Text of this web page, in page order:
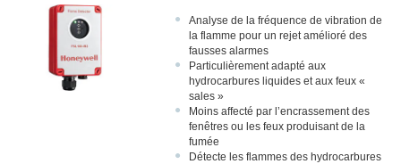
Détecteurs spéciaux
Détecteurs linéaires
Détecteurs par aspiration
Accessoires tubulures pour détecteurs de fumée haute sensibilité
Analyse de la fréquence de vibration de
la flamme pour un rejet amélioré des
fausses alarmes
Particulièrement adapté aux
hydrocarbures liquides et aux feux «
sales »
Moins affecté par l’encrassement des
fenêtres ou les feux produisant de la
fumée
Détecte les flammes des hydrocarbures